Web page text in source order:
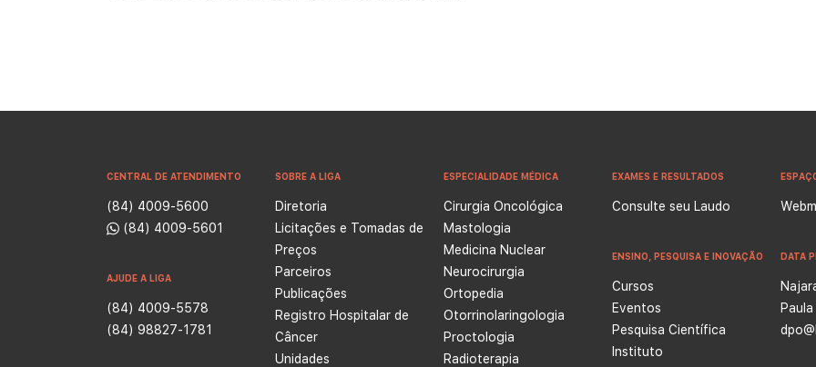
CENTRAL DE ATENDIMENTO
(84) 4009-5600
(84) 4009-5601
AJUDE A LIGA
(84) 4009-5578
(84) 98827-1781
SOBRE A LIGA
Diretoria
Licitações e Tomadas de
Preços
Parceiros
Publicações
Registro Hospitalar de
Câncer
Unidades
ESPECIALIDADE MÉDICA
Cirurgia Oncológica
Mastologia
Medicina Nuclear
Neurocirurgia
Ortopedia
Otorrinolaringologia
Proctologia
Radioterapia
EXAMES E RESULTADOS
Consulte seu Laudo
ENSINO, PESQUISA E INOVAÇÃO
Cursos
Eventos
Pesquisa Científica
Instituto
DATA
Paula